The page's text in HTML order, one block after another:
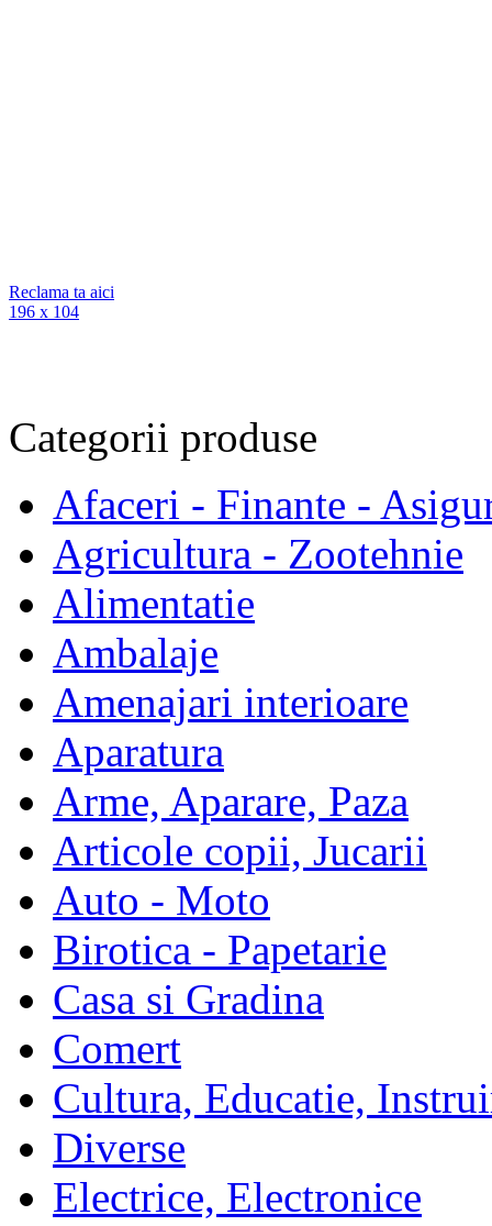
Reclama ta aici
196 x 104
Categorii produse
Afaceri - Finante -
Agricultura - Zootehnie
Alimentatie
Ambalaje
Amenajari interioare
Aparatura
Arme, Aparare, Paza
Articole copii, Jucarii
Auto - Moto
Birotica - Papetarie
Casa si Gradina
Comert
Cultura, Educatie,
Diverse
Electrice, Electronice